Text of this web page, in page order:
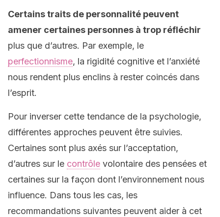
Certains traits de personnalité peuvent
amener certaines personnes à trop réfléchir
plus que d’autres. Par exemple, le
perfectionnisme, la rigidité cognitive et l’anxiété
nous rendent plus enclins à rester coincés dans
l’esprit.
Pour inverser cette tendance de la psychologie,
différentes approches peuvent être suivies.
Certaines sont plus axés sur l’acceptation,
d’autres sur le contrôle volontaire des pensées et
certaines sur la façon dont l’environnement nous
influence. Dans tous les cas, les
recommandations suivantes peuvent aider à cet